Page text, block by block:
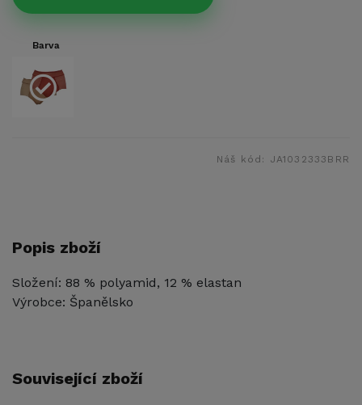
Barva
Náš kód: JA1032333BRR
Popis zboží
Složení: 88 % polyamid, 12 % elastan
Výrobce: Španělsko
Související zboží